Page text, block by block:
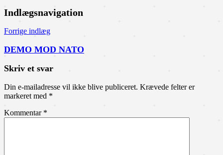
Indlægsnavigation
Forrige indlæg
DEMO MOD NATO
Skriv et svar
Din e-mailadresse vil ikke blive publiceret. Krævede felter er
markeret med *
Kommentar *